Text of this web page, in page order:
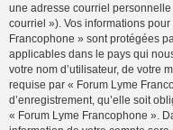
une adresse courriel
courriel »). Vos informations
Francophone » sont protégées
applicables dans le pays qui
votre nom d’utilisateur, de votre
requise par « Forum Lyme
d’enregistrement, qu’elle soit
« Forum Lyme Francophone ».